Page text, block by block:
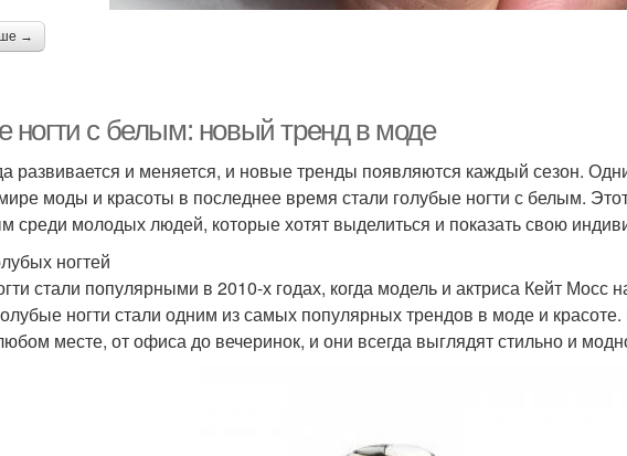
→
ногти с белым: новый тренд в моде
развивается и меняется, и новые тренды появляются каждый сезон.
моды и красоты в последнее время стали голубые ногти с белым.
среди молодых людей, которые хотят выделиться и показать свою
ногтей
стали популярными в 2010-х годах, когда модель и актриса Кейт Мосс
ногти стали одним из самых популярных трендов в моде и
месте, от офиса до вечеринок, и они всегда выглядят стильно и